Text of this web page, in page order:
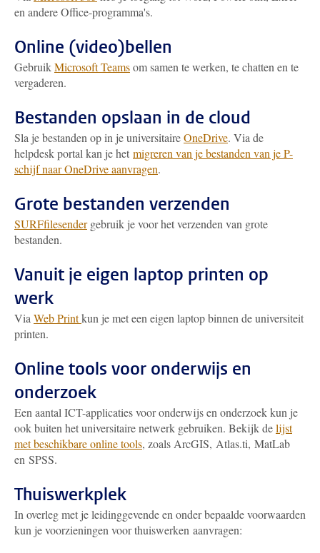
en andere Office-programma's.
Online (video)bellen
GebruikMicrosoft Teamsom samen te werken, te chatten en te
vergaderen.
Bestanden opslaan in de cloud
Sla je bestanden op in je universitaireOneDrive. Via de
helpdesk portal kan je het migreren van je bestanden van je P-
schijf naar OneDrive aanvragen.
Grote bestanden verzenden
SURFfilesendergebruik je voor het verzenden van grote
bestanden.
Vanuit je eigen laptop printen op
werk
Via Web Printkun je met een eigen laptop binnen de universiteit
printen.
Online tools voor onderwijs en
onderzoek
Een aantal ICT-applicaties voor onderwijs en onderzoek kun je
ook buiten het universitaire netwerk gebruiken. Bekijk delijst
met beschikbare online tools, zoals ArcGIS, Atlas.ti, MatLab
en SPSS.
Thuiswerkplek
In overleg met je leidinggevende en onder bepaalde voorwaarden
kun je voorzieningen voor thuiswerken aanvragen: